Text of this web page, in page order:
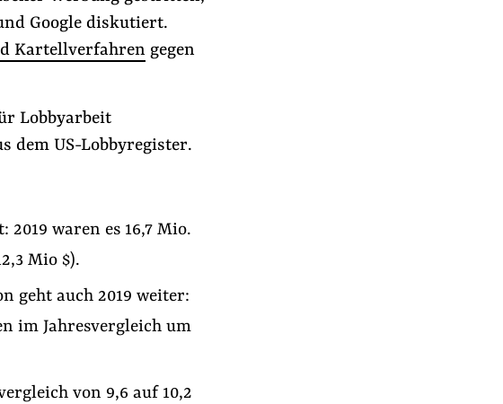
Google diskutiert.
Kartellverfahren gegen
Lobbyarbeit
dem US-Lobbyregister.
waren es 16,7 Mio.
Mio $).
geht auch 2019 weiter:
im Jahresvergleich um
von 9,6 auf 10,2